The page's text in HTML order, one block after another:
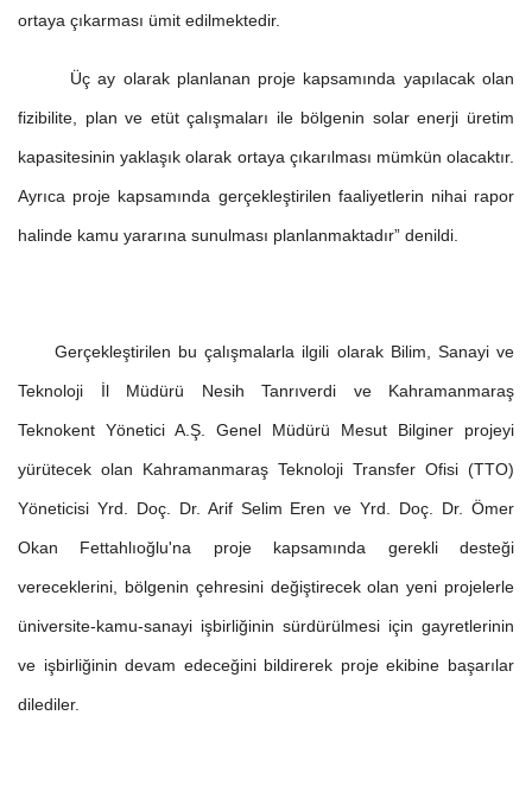
ortaya çıkarması ümit edilmektedir.
Üç ay olarak planlanan proje kapsamında yapılacak olan
fizibilite, plan ve etüt çalışmaları ile bölgenin solar enerji üretim
kapasitesinin yaklaşık olarak ortaya çıkarılması mümkün olacaktır.
Ayrıca proje kapsamında gerçekleştirilen faaliyetlerin nihai rapor
halinde kamu yararına sunulması planlanmaktadır” denildi.
Gerçekleştirilen bu çalışmalarla ilgili olarak Bilim, Sanayi ve
Teknoloji İl Müdürü Nesih Tanrıverdi ve Kahramanmaraş
Teknokent Yönetici A.Ş. Genel Müdürü Mesut Bilginer projeyi
yürütecek olan Kahramanmaraş Teknoloji Transfer Ofisi (TTO)
Yöneticisi Yrd. Doç. Dr. Arif Selim Eren ve Yrd. Doç. Dr. Ömer
Okan Fettahlıoğlu'na proje kapsamında gerekli desteği
vereceklerini, bölgenin çehresini değiştirecek olan yeni projelerle
üniversite-kamu-sanayi işbirliğinin sürdürülmesi için gayretlerinin
ve işbirliğinin devam edeceğini bildirerek proje ekibine başarılar
dilediler.